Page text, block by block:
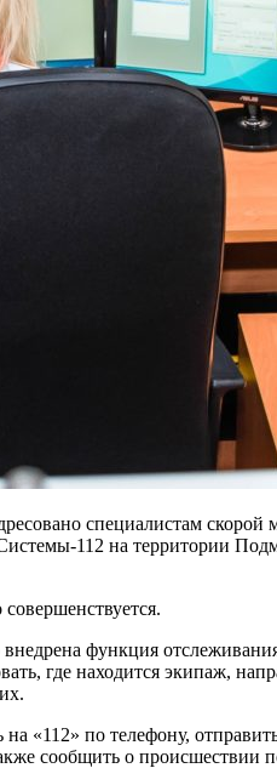
специалистам
112 на территории
функция
где находится экипаж,
«112» по телефону,
сообщить о происшествии